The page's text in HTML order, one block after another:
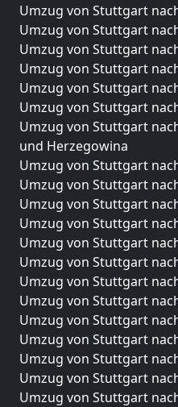
Umzug von Stuttgart
Umzug von Stuttgart
Umzug von Stuttgart
Umzug von Stuttgart
Umzug von Stuttgart
Umzug von Stuttgart
Umzug von Stuttgart
und Herzegowina
Umzug von Stuttgart
Umzug von Stuttgart
Umzug von Stuttgart
Umzug von Stuttgart
Umzug von Stuttgart
Umzug von Stuttgart
Umzug von Stuttgart
Umzug von Stuttgart
Umzug von Stuttgart
Umzug von Stuttgart
Umzug von Stuttgart
Umzug von Stuttgart
Umzug von Stuttgart